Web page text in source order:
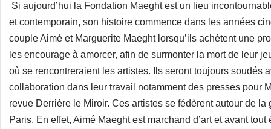
Si aujourd’hui la Fondation Maeght est un lieu
et contemporain, son histoire commence dans les années
couple Aimé et Marguerite Maeght lorsqu’ils achètent une
les encourage à amorcer, afin de surmonter la mort de leur
où se rencontreraient les artistes. Ils seront toujours soudés
collaboration dans leur travail notamment des presses pour
revue Derrière le Miroir. Ces artistes se fédèrent autour de
Paris. En effet, Aimé Maeght est marchand d’art et avant